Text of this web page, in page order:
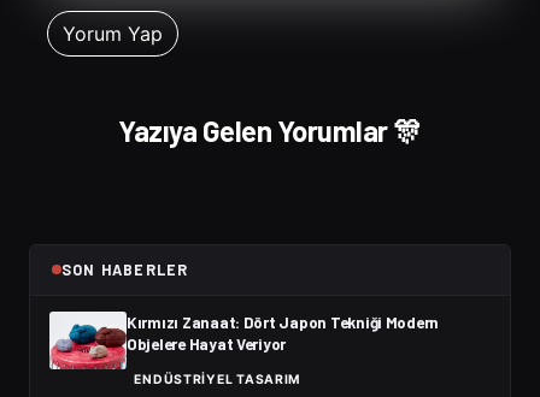
Yazıya Gelen Yorumlar 🎊
SON HABERLER
Kırmızı Zanaat: Dört Japon Tekniği Modern
Objelere Hayat Veriyor
ENDÜSTRIYEL TASARIM